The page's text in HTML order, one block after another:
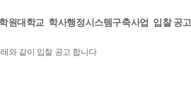
원대학교 학사행정시스템구축사업 입찰 공고
와 같이 입찰 공고 합니다